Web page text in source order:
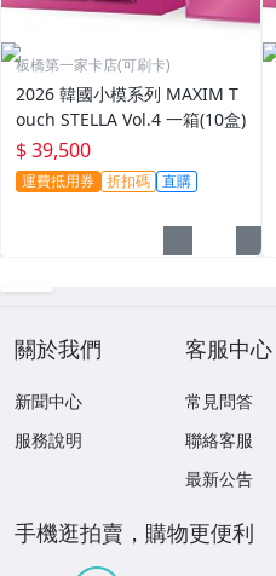
板橋第一家卡店(可刷卡)
2026 韓國小模系列 MAXIM T
ouch STELLA Vol.4 一箱(10盒)
$ 39,500
運費抵用券 折扣碼 直購
關於我們
新聞中心
服務說明
客服中心
常見問答
聯絡客服
最新公告
手機逛拍賣，購物更便利